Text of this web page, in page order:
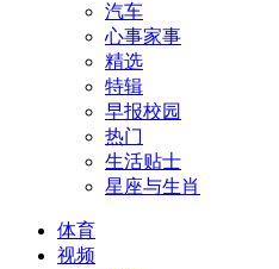
汽车
心事家事
精选
特辑
早报校园
热门
生活贴士
星座与生肖
体育
视频